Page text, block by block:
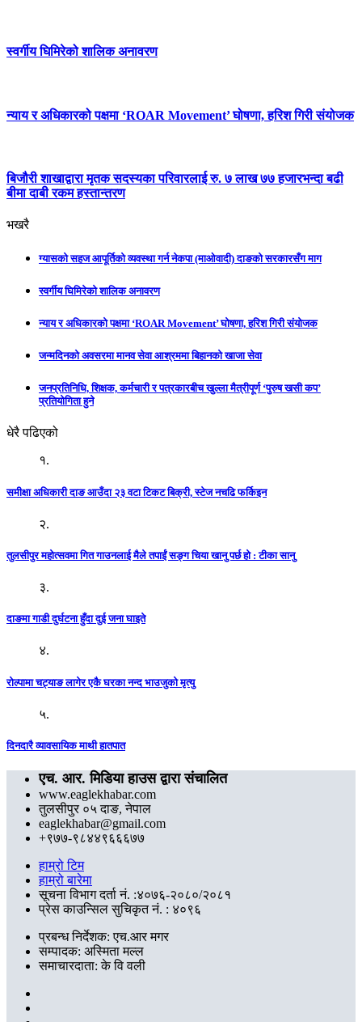
स्वर्गीय घिमिरेको शालिक अनावरण
न्याय र अधिकारको पक्षमा ‘ROAR Movement’ घोषणा, हरिश गिरी संयोजक
बिजौरी शाखाद्वारा मृतक सदस्यका परिवारलाई रु. ७ लाख ७७ हजारभन्दा बढी
बीमा दाबी रकम हस्तान्तरण
भखरै
ग्यासको सहज आपूर्तिको व्यवस्था गर्न नेकपा (माओवादी) दाङको सरकारसँग माग
स्वर्गीय घिमिरेको शालिक अनावरण
न्याय र अधिकारको पक्षमा ‘ROAR Movement’ घोषणा, हरिश गिरी संयोजक
जन्मदिनको अवसरमा मानव सेवा आश्रममा बिहानको खाजा सेवा
जनप्रतिनिधि, शिक्षक, कर्मचारी र पत्रकारबीच खुल्ला मैत्रीपूर्ण ‘पुरुष खसी कप’
प्रतियोगिता हुने
धेरै पढिएको
१.
समीक्षा अधिकारी दाङ आउँदा २३ वटा टिकट बिक्री, स्टेज नचढि फर्किइन
२.
तुलसीपुर महोत्सवमा गित गाउनलाई मैले तपाईं सङ्ग चिया खानु पर्छ हो : टीका सानु
३.
दाङमा गाडी दुर्घटना हुँदा दुई जना घाइते
४.
रोल्पामा चट्याङ लागेर एकै घरका नन्द भाउजुको मृत्यु
५.
दिनदारै व्यावसायिक माथी हातपात
एच. आर. मिडिया हाउस द्वारा संचालित
www.eaglekhabar.com
तुलसीपुर ०५ दाङ, नेपाल
eaglekhabar@gmail.com
+९७७-९८४४९६६६७७
हाम्रो टिम
हाम्रो बारेमा
सूचना विभाग दर्ता नं. :४०७६-२०८०/२०८१
प्रेस काउन्सिल सुचिकृत नं. : ४०९६
प्रबन्ध निर्देशक: एच.आर मगर
सम्पादक: अस्मिता मल्ल
समाचारदाता: के वि वली